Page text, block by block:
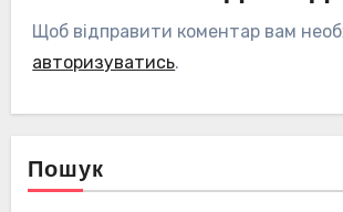
Щоб відправити коментар вам
авторизуватись.
Пошук